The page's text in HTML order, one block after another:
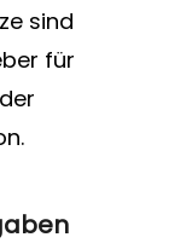
sind
für